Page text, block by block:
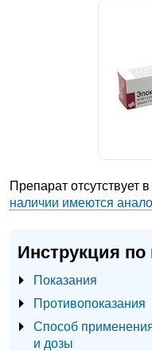
Препарат отсутствует
наличии имеются
Инструкция
Показания
Противопоказания
Способ
и дозы